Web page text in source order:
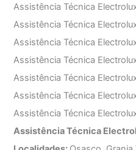
Assistência Técnica
Assistência Técnica
Assistência Técnica
Assistência Técnica
Assistência Técnica
Assistência Técnica
Assistência Técnica
Assistência Técnica